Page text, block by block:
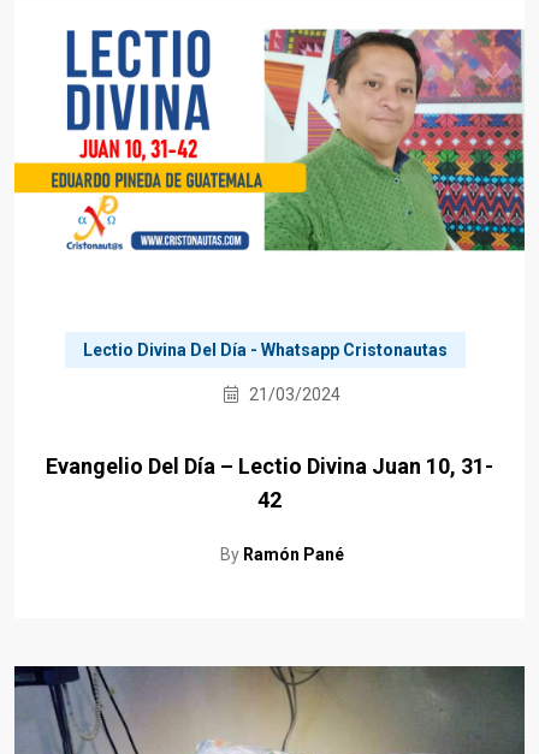
Lectio Divina Del Día - Whatsapp Cristonautas
21/03/2024
Evangelio Del Día – Lectio Divina Juan 10, 31-
42
By Ramón Pané